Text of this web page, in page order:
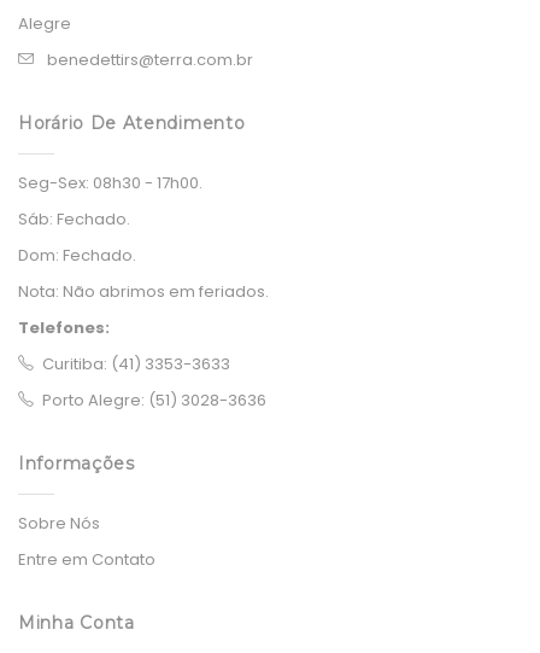
Alegre
benedettirs@terra.com.br
Horário De Atendimento
Seg-Sex: 08h30 - 17h00.
Sáb: Fechado.
Dom: Fechado.
Nota: Não abrimos em feriados.
Telefones:
Curitiba: (41) 3353-3633
Porto Alegre: (51) 3028-3636
Informações
Sobre Nós
Entre em Contato
Minha Conta